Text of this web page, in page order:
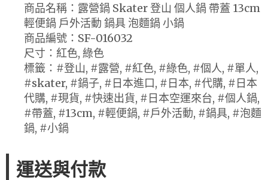
商品名稱：露營鍋 Skater 登山 個人鍋 帶蓋 13cm
輕便鍋 戶外活動 鍋具 泡麵鍋 小鍋
商品編號：SF-016032
尺寸：紅色, 綠色
標籤：#登山, #露營, #紅色, #綠色, #個人, #單人,
#skater, #鍋子, #日本進口, #日本, #代購, #日本
代購, #現貨, #快速出貨, #日本空運來台, #個人鍋,
#帶蓋, #13cm, #輕便鍋, #戶外活動, #鍋具, #泡麵
鍋, #小鍋
運送與付款